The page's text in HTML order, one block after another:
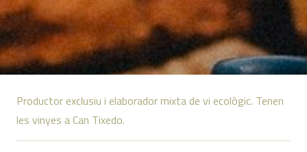
Productor exclusiu i elaborador mixta de vi ecològic. Tenen
les vinyes a Can Tixedo.